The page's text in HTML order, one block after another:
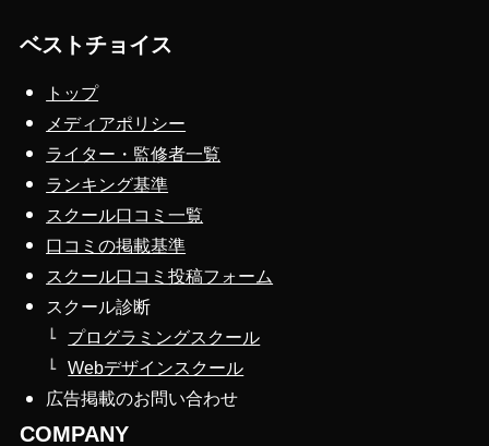
ベストチョイス
トップ
メディアポリシー
ライター・監修者一覧
ランキング基準
スクール口コミ一覧
口コミの掲載基準
スクール口コミ投稿フォーム
スクール診断
プログラミングスクール
Webデザインスクール
広告掲載のお問い合わせ
COMPANY